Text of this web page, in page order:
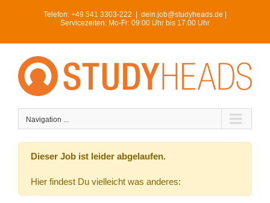
Telefon: +49 541 3303-222
dein.job@studyheads.de |
Servicezeiten: Mo-Fr: 09:00 Uhr bis 17:00 Uhr
Navigation ...
Dieser Job ist leider abgelaufen.
Hier findest Du vielleicht was anderes: